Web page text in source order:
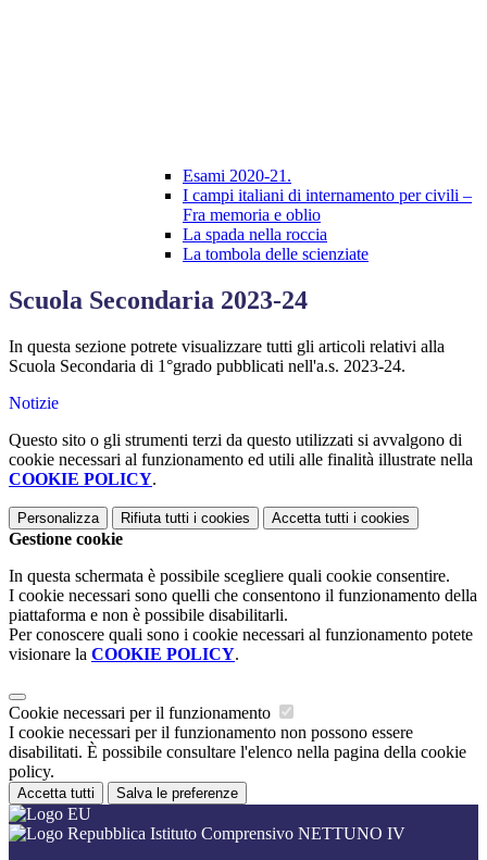
Esami 2020-21.
I campi italiani di internamento per civili –
Fra memoria e oblio
La spada nella roccia
La tombola delle scienziate
Scuola Secondaria 2023-24
In questa sezione potrete visualizzare tutti gli articoli relativi alla
Scuola Secondaria di 1°grado pubblicati nell'a.s. 2023-24.
Notizie
Questo sito o gli strumenti terzi da questo utilizzati si avvalgono di
cookie necessari al funzionamento ed utili alle finalità illustrate nella
COOKIE POLICY.
Personalizza Rifiuta tutti i cookies Accetta tutti i cookies
Gestione cookie
In questa schermata è possibile scegliere quali cookie consentire.
I cookie necessari sono quelli che consentono il funzionamento della
piattaforma e non è possibile disabilitarli.
Per conoscere quali sono i cookie necessari al funzionamento potete
visionare la COOKIE POLICY.
Cookie necessari per il funzionamento
I cookie necessari per il funzionamento non possono essere
disabilitati. È possibile consultare l'elenco nella pagina della cookie
policy.
Accetta tutti Salva le preferenze
Istituto Comprensivo NETTUNO IV